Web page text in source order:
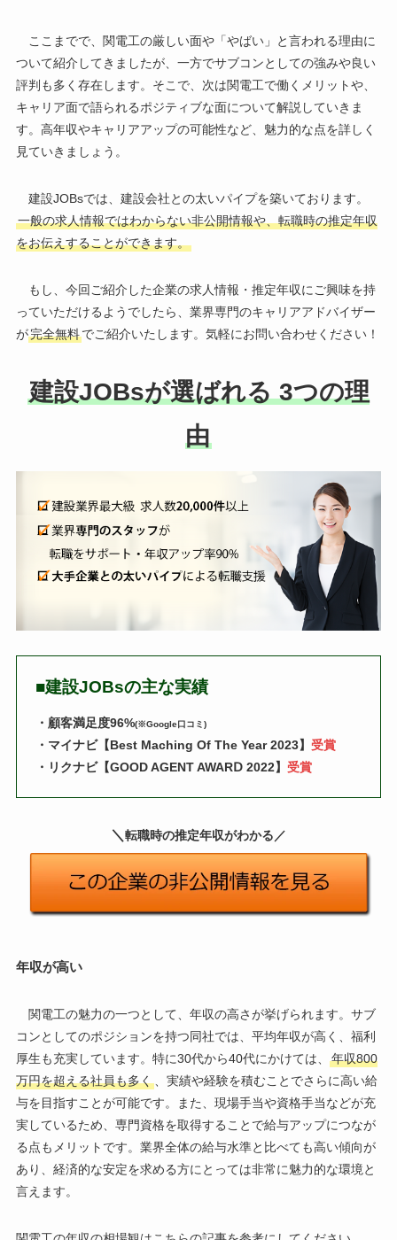
ここまでで、関電工の厳しい面や「やばい」と言われる理由に
ついて紹介してきましたが、一方でサブコンとしての強みや良い
評判も多く存在します。そこで、次は関電工で働くメリットや、
キャリア面で語られるポジティブな面について解説していきま
す。高年収やキャリアアップの可能性など、魅力的な点を詳しく
見ていきましょう。
建設JOBsでは、建設会社との太いパイプを築いております。
一般の求人情報ではわからない非公開情報や、転職時の推定年収
をお伝えすることができます。
もし、今回ご紹介した企業の求人情報・推定年収にご興味を持
っていただけるようでしたら、業界専門のキャリアアドバイザー
が完全無料でご紹介いたします。気軽にお問い合わせください！
建設JOBsが選ばれる 3つの理
由
■建設JOBsの主な実績
・顧客満足度96%(※Google口コミ)
・マイナビ【Best Maching Of The Year 2023】 受賞
・リクナビ【GOOD AGENT AWARⅮ 2022】 受賞
＼ 転職時の推定年収がわかる／
年収が高い
関電工の魅力の一つとして、年収の高さが挙げられます。サブ
コンとしてのポジションを持つ同社では、平均年収が高く、福利
厚生も充実しています。特に30代から40代にかけては、
年収800
万円を超える社員も多く、実績や経験を積むことでさらに高い給
与を目指すことが可能です。また、現場手当や資格手当などが充
実しているため、専門資格を取得することで給与アップにつなが
る点もメリットです。業界全体の給与水準と比べても高い傾向が
あり、経済的な安定を求める方にとっては非常に魅力的な環境と
言えます。